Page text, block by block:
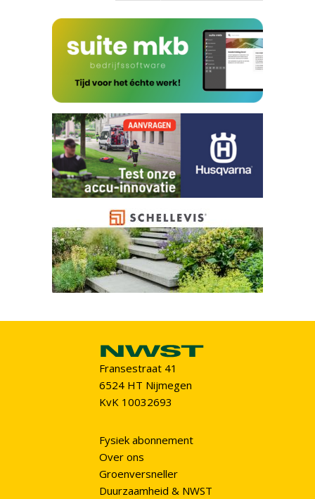
Fransestraat 41
6524 HT Nijmegen
KvK 10032693
Fysiek abonnement
Over ons
Groenversneller
Duurzaamheid & NWST